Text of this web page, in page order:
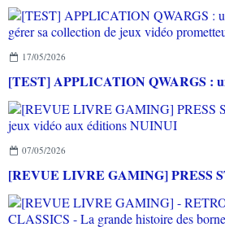
17/05/2026
07/05/2026